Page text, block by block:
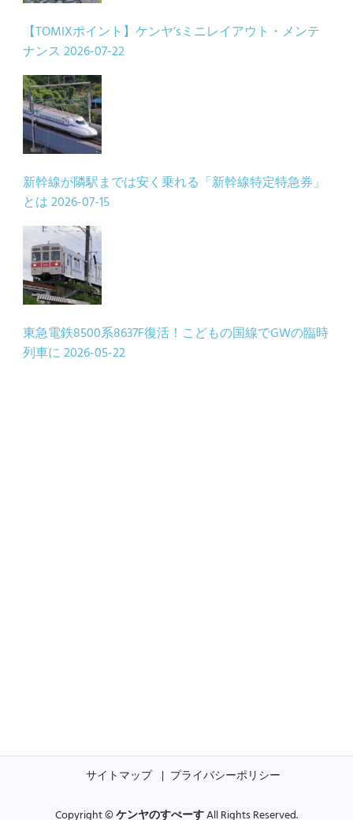
【TOMIXポイント】ケンヤ’sミニレイアウト・メンテ
ナンス 2026-07-22
新幹線が隣駅までは安く乗れる「新幹線特定特急券」
とは2026-07-15
東急電鉄8500系8637F復活！こどもの国線でGWの臨時
列車に2026-05-22
サイトマップ プライバシーポリシー
Copyright ©ケンヤのすぺーすAll Rights Reserved.